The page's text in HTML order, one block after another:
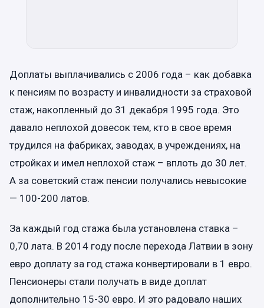
Доплаты выплачивались с 2006 года – как добавка
к пенсиям по возрасту и инвалидности за страховой
стаж, накопленный до 31 декабря 1995 года. Это
давало неплохой довесок тем, кто в свое время
трудился на фабриках, заводах, в учреждениях, на
стройках и имел неплохой стаж – вплоть до 30 лет.
А за советский стаж пенсии получались невысокие
— 100-200 латов.
За каждый год стажа была установлена ставка –
0,70 лата. В 2014 году после перехода Латвии в зону
евро доплату за год стажа конвертировали в 1 евро.
Пенсионеры стали получать в виде доплат
дополнительно 15-30 евро. И это радовало наших